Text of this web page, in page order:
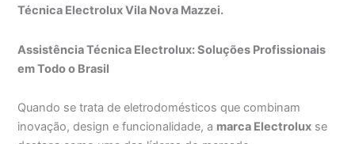
Técnica Electrolux Vila Nova Mazzei.
Assistência Técnica Electrolux: Soluções Profissionais
em Todo o Brasil
Quando se trata de eletrodomésticos que combinam
inovação, design e funcionalidade, a marca Electrolux se